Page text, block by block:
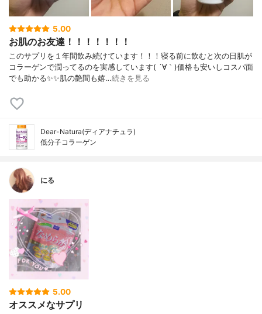
5.00
お肌のお友達！！！！！！！
このサプリを１年間飲み続けています！！！寝る前に飲むと次の日肌が
コラーゲンで潤ってるのを実感しています( ´∀｀)価格も安いしコスパ面
でも助かる✨✨肌の艶間も嬉…続きを見る
Dear-Natura(ディアナチュラ)
低分子コラーゲン
にる
5.00
オススメなサプリ